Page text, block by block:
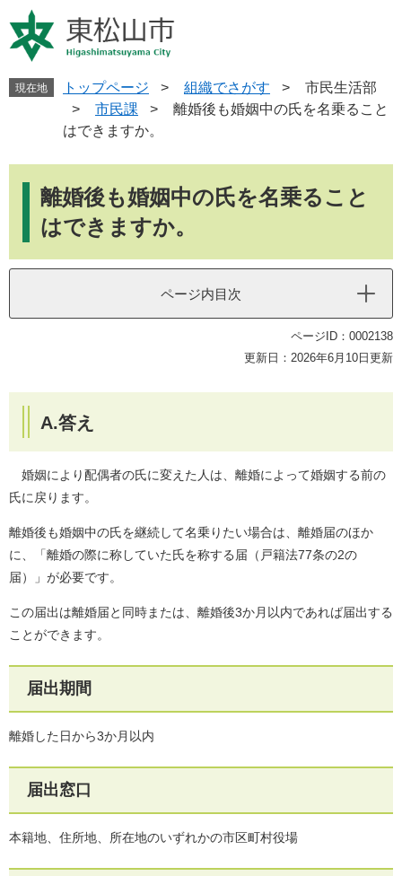
ー
ジ
ニ
ュ
現在地 トップページ > 組織でさがす >
市民生活部
>
市民課 >
離婚後も婚姻中の氏を名乗ること
はできますか。
離婚後も婚姻中の氏を名乗ること
はできますか。
ページ内目次
ページID：0002138
更新日：2026年6月10日更新
A.答え
婚姻により配偶者の氏に変えた人は、離婚によって婚姻する前の
氏に戻ります。
離婚後も婚姻中の氏を継続して名乗りたい場合は、離婚届のほか
に、「離婚の際に称していた氏を称する届（戸籍法77条の2の
届）」が必要です。
この届出は離婚届と同時または、離婚後3か月以内であれば届出する
ことができます。
届出期間
離婚した日から3か月以内
届出窓口
本籍地、住所地、所在地のいずれかの市区町村役場